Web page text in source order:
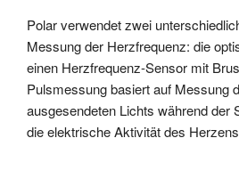
Polar verwendet zwei
Messung der Herzfrequenz: die
einen Herzfrequenz-Sensor mit
Pulsmessung basiert auf Messung
ausgesendeten Lichts während der
die elektrische Aktivität des